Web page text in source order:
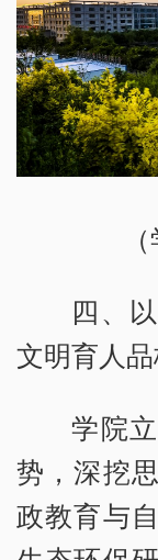
四、
文明育人
学院
势，深挖
政教育与